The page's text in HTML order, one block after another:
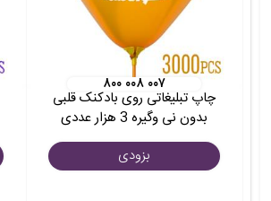
۸۰۰ ۰۰۸ ۰۰۷
چاپ تبلیغاتی روی بادکنک قلبی
بدون نی وگیره 3 هزار عددی
بزودی